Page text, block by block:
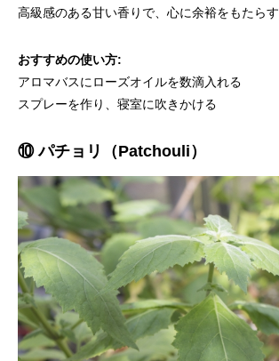
高級感のある甘い香りで、心に余裕をもたらす
おすすめの使い方:
アロマバスにローズオイルを数滴入れる
スプレーを作り、寝室に吹きかける
⑩ パチョリ（Patchouli）